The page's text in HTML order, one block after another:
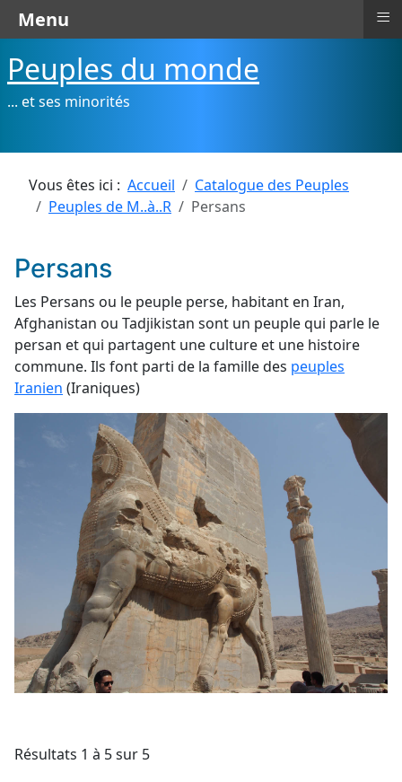
Peuples du monde
... et ses minorités
Vous êtes ici : Accueil
Catalogue des Peuples
Peuples de M..à..R
Persans
Persans
Les Persans ou le peuple perse, habitant en Iran,
Afghanistan ou Tadjikistan sont un peuple qui parle le
persan et qui partagent une culture et une histoire
commune. Ils font parti de la famille des peuples
Iranien (Iraniques)
Résultats 1 à 5 sur 5
Menu ≡